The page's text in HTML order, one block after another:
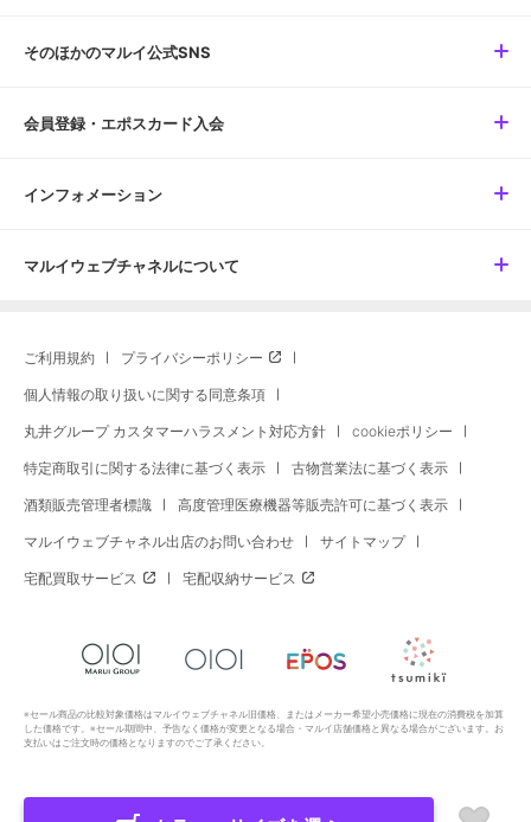
そのほかのマルイ公式SNS
会員登録・エポスカード入会
インフォメーション
マルイウェブチャネルについて
ご利用規約 プライバシーポリシー
個人情報の取り扱いに関する同意条項
丸井グループ カスタマーハラスメント対応方針 cookieポリシー
特定商取引に関する法律に基づく表示 古物営業法に基づく表示
酒類販売管理者標識 高度管理医療機器等販売許可に基づく表示
マルイウェブチャネル出店のお問い合わせ サイトマップ
宅配買取サービス 宅配収納サービス
※セール商品の比較対象価格はマルイウェブチャネル旧価格、またはメーカー希望小売価格に現在の消費税を加算
した価格です。※セール期間中、予告なく価格が変更となる場合・マルイ店舗価格と異なる場合がございます。お
支払いはご注文時の価格となりますのでご了承ください。